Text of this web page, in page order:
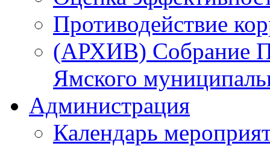
Противодействие
(АРХИВ) Собрание
Ямского
Администрация
Календарь